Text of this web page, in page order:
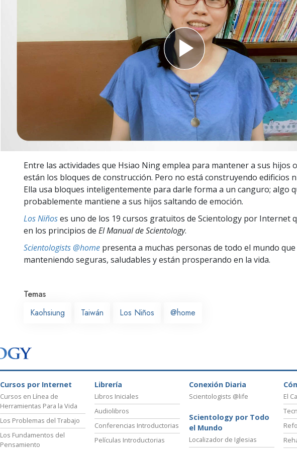
Entre las actividades que Hsiao Ning emplea para mantener a sus hijos
están los bloques de construcción. Pero no está construyendo edificios
Ella usa bloques inteligentemente para darle forma a un canguro; algo
probablemente mantiene a sus hijos saltando de emoción.
Los Niñoses uno de los 19 cursos gratuitos de Scientology por Internet
en los principios de El Manual de Scientology.
Scientologists @home presenta a muchas personas de todo el mundo
manteniendo seguras, saludables y están prosperando en la vida.
Temas
Kaohsiung
Taiwán Los Niños @home
Cursos por Internet
Cursos en Línea de
Herramientas Para la Vida
Los Problemas del Trabajo
Los Fundamentos del
Pensamiento
Librería
Libros Iniciales
Audiolibros
Conferencias Introductorias
Películas Introductorias
Conexión Diaria
Scientologists @life
Scientology por Todo
el Mundo
Localizador de Iglesias
El